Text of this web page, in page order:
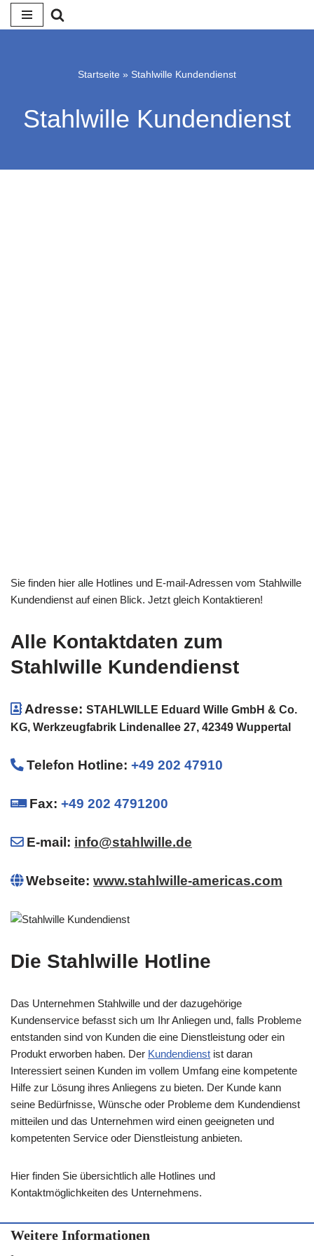
Startseite » Stahlwille Kundendienst
Stahlwille Kundendienst
Sie finden hier alle Hotlines und E-mail-Adressen vom Stahlwille
Kundendienst auf einen Blick. Jetzt gleich Kontaktieren!
Alle Kontaktdaten zum
Stahlwille Kundendienst
Adresse: STAHLWILLE Eduard Wille GmbH & Co.
KG, Werkzeugfabrik Lindenallee 27, 42349 Wuppertal
Telefon Hotline: +49 202 47910
Fax: +49 202 4791200
E-mail: info@stahlwille.de
Webseite: www.stahlwille-americas.com
Die Stahlwille Hotline
Das Unternehmen Stahlwille und der dazugehörige
Kundenservice befasst sich um Ihr Anliegen und, falls Probleme
entstanden sind von Kunden die eine Dienstleistung oder ein
Produkt erworben haben. Der Kundendienst ist daran
Interessiert seinen Kunden im vollem Umfang eine kompetente
Hilfe zur Lösung ihres Anliegens zu bieten. Der Kunde kann
seine Bedürfnisse, Wünsche oder Probleme dem Kundendienst
mitteilen und das Unternehmen wird einen geeigneten und
kompetenten Service oder Dienstleistung anbieten.
Hier finden Sie übersichtlich alle Hotlines und
Kontaktmöglichkeiten des Unternehmens.
Weitere Informationen